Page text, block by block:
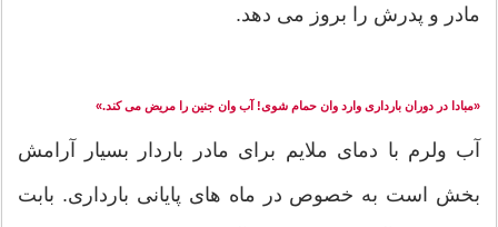
مادر و پدرش را بروز می دهد.
«مبادا در دوران بارداری وارد وان حمام شوی! آب وان جنین را مریض می کند.»
آب ولرم با دمای ملایم برای مادر باردار بسیار آرامش
بخش است به خصوص در ماه های پایانی بارداری. بابت